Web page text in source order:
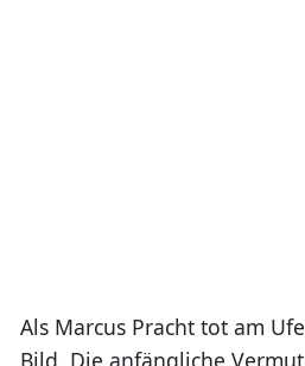
Als Marcus Pracht tot am